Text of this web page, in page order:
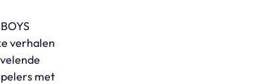
verhalen
met